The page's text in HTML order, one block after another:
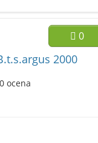
0
2000
0 ocena